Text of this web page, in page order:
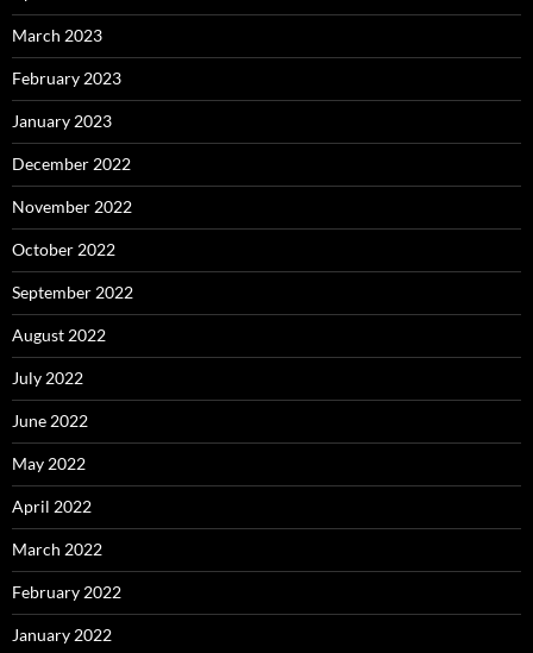
March 2023
February 2023
January 2023
December 2022
November 2022
October 2022
September 2022
August 2022
July 2022
June 2022
May 2022
April 2022
March 2022
February 2022
January 2022